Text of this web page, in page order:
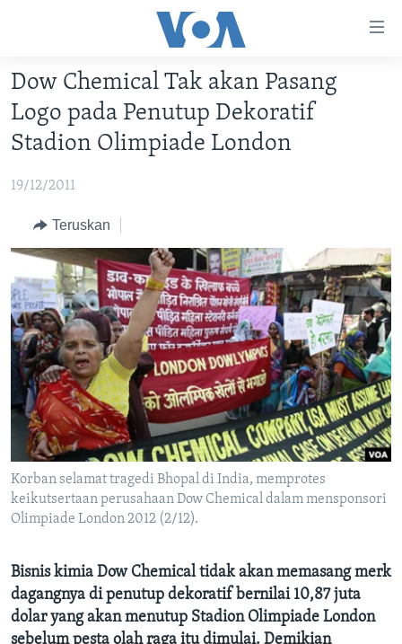
Akses
Lanjut
ke
Konten
Lanjut
Utama
Lanjut
ke
Pencarian
DUNIA
POLYGRAPH
DAFTAR PROGRAM
Learning English
IKUTI KAMI
Bahasa-bahasa
Dow Chemical Tak akan Pasang
Logo pada Penutup Dekoratif
Stadion Olimpiade London
19/12/2011
Teruskan
Korban selamat tragedi Bhopal di India, memprotes
keikutsertaan perusahaan Dow Chemical dalam mensponsori
Olimpiade London 2012 (2/12).
Bisnis kimia Dow Chemical tidak akan memasang merk
dagangnya di penutup dekoratif bernilai 10,87 juta
dolar yang akan menutup Stadion Olimpiade London
sebelum pesta olah raga itu dimulai. Demikian